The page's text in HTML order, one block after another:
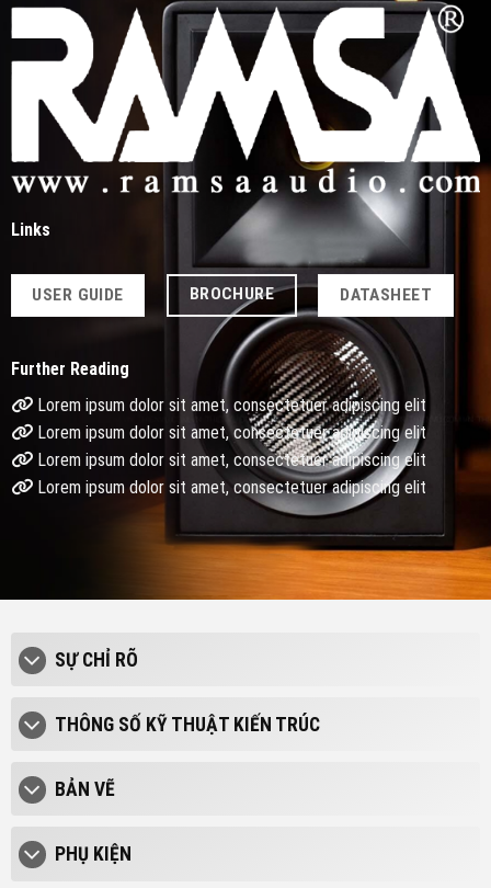
Links
USER GUIDE BROCHURE DATASHEET
Further Reading
Lorem ipsum dolor sit amet, consectetuer adipiscing elit
Lorem ipsum dolor sit amet, consectetuer adipiscing elit
Lorem ipsum dolor sit amet, consectetuer adipiscing elit
Lorem ipsum dolor sit amet, consectetuer adipiscing elit
SỰ CHỈ RÕ
THÔNG SỐ KỸ THUẬT KIẾN TRÚC
BẢN VẼ
PHỤ KIỆN